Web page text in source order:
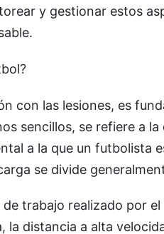
y gestionar estos
con las lesiones, es
sencillos, se refiere a
a la que un futbolista
se divide
trabajo realizado por
distancia a alta